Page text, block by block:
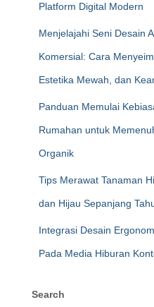
Platform Digital Modern
Menjelajahi Seni Desain
Komersial: Cara
Estetika Mewah, dan
Panduan Memulai
Rumahan untuk
Organik
Tips Merawat Tanaman
dan Hijau Sepanjang
Integrasi Desain
Pada Media Hiburan
Search